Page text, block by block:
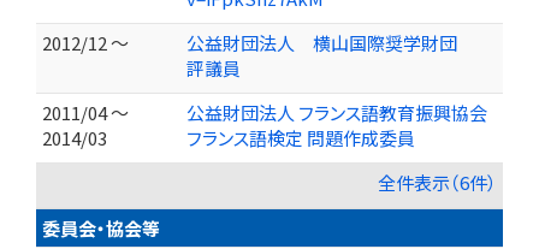
2012/12 ～
公益財団法人 横山国際奨学財団
評議員
2011/04 ～
2014/03
公益財団法人 フランス語教育振興協会
フランス語検定 問題作成委員
全件表示（6件）
委員会・協会等